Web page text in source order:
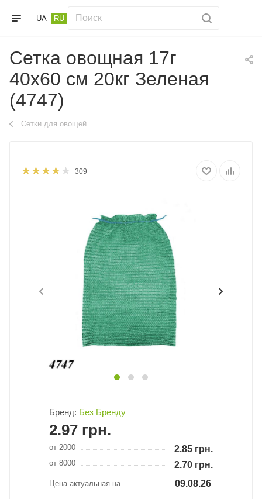
UA RU
Сетка овощная 17г
40х60 см 20кг Зеленая
(4747)
Сетки для овощей
309
Бренд: Без Бренду
2.97 грн.
от 2000 2.85 грн.
от 8000 2.70 грн.
Цена актуальная на 09.08.26